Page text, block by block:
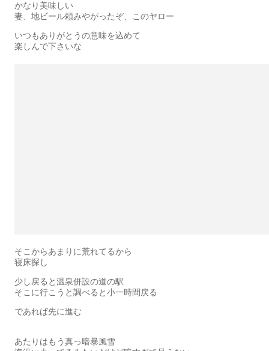
かなり美味しい
妻、地ビール頼みやがったぞ、このヤロー
いつもありがとうの意味を込めて
楽しんで下さいな
そこからあまりに荒れてるから
寝床探し
少し戻ると温泉併設の道の駅
そこに行こうと調べると小一時間戻る
であれば先に進む
あたりはもう真っ暗暴風雪